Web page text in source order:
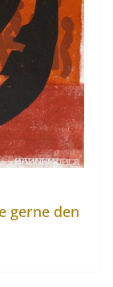
gerne den